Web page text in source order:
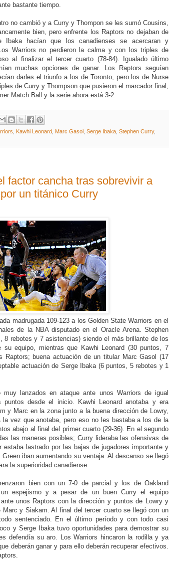
bastante tiempo.
no cambió y a Curry y Thompon se les sumó Cousins,
bien, pero enfrente los Raptors no dejaban de
Ibaka hacían que los canadienses se acercaran y
Warriors no perdieron la calma y con los triples de
al finalizar el tercer cuarto (78-84). Igualado último
muchas opciones de ganar. Los Raptors seguían
darles el triunfo a los de Toronto, pero los de Nurse
de Curry y Thompson que pusieron el marcador final,
Match Ball y la serie ahora está 3-2.
Kawhi Leonard Marc Gasol Serge Ibaka Stephen Curry,
factor cancha tras sobrevivir a
un titánico Curry
madrugada 109-123 a los Golden State Warriors en el
de la NBA disputado en el Oracle Arena. Stephen
8 rebotes y 7 asistencias) siendo el más brillante de los
equipo, mientras que Kawhi Leonard (30 puntos, 7
buena actuación de un titular Marc Gasol (17
actuación de Serge Ibaka (6 puntos, 5 rebotes y 1
muy lanzados en ataque ante unos Warriors de igual
desde el inicio. Kawhi Leonard anotaba y era
y Marc en la zona junto a la buena dirección de Lowry,
la vez que anotaba, pero eso no les bastaba a los de la
abajo al final del primer cuarto (29-36). En el segundo
las maneras posibles; Curry lideraba las ofensivas de
lastrado por las bajas de jugadores importante y
iban aumentando su ventaja. Al descanso se llegó
la superioridad canadiense.
bien con un 7-0 de parcial y los de Oakland
espejismo y a pesar de un buen Curry el equipo
unos Raptors con la dirección y puntos de Lowry y
y Siakam. Al final del tercer cuarto se llegó con un
sentenciado. En el último período y con todo casi
y Serge Ibaka tuvo oportunidades para demostrar su
defendía su aro. Los Warriors hincaron la rodilla y ya
deberán ganar y para ello deberán recuperar efectivos.